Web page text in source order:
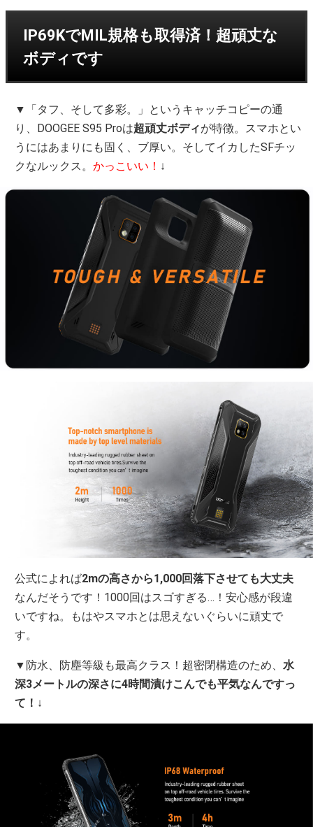
IP69KでMIL規格も取得済！超頑丈な
ボディです
▼「タフ、そして多彩。」というキャッチコピーの通
り、DOOGEE S95 Proは超頑丈ボディが特徴。スマホとい
うにはあまりにも固く、ブ厚い。そしてイカしたSFチッ
クなルックス。かっこいい！ ↓
公式によれば2mの高さから1,000回落下させても大丈夫
なんだそうです！1000回はスゴすぎる…！安心感が段違
いですね。もはやスマホとは思えないぐらいに頑丈で
す。
▼防水、防塵等級も最高クラス！超密閉構造のため、水
深3メートルの深さに4時間漬けこんでも平気なんですっ
て！ ↓